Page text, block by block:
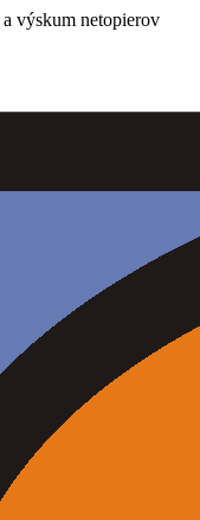
a výskum netopierov